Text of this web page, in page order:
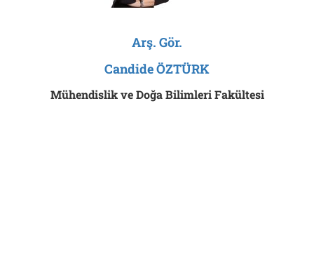
Arş. Gör.
Candide ÖZTÜRK
Mühendislik ve Doğa Bilimleri Fakültesi